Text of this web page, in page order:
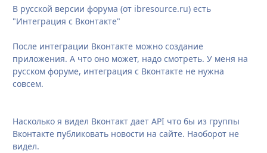
В русской версии форума (от ibresource.ru) есть
"Интеграция с Вконтакте"
После интеграции Вконтакте можно создание
приложения. А что оно может, надо смотреть. У меня на
русском форуме, интеграция с Вконтакте не нужна
совсем.
Насколько я видел Вконтакт дает API что бы из группы
Вконтакте публиковать новости на сайте. Наоборот не
видел.